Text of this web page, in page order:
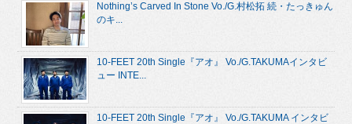
Nothing’s Carved In Stone Vo./G.村松拓 続・たっきゅん
のキ...
10-FEET 20th Single『アオ』 Vo./G.TAKUMAインタビ
ュー INTE...
10-FEET 20th Single『アオ』 Vo./G.TAKUMA インタビ